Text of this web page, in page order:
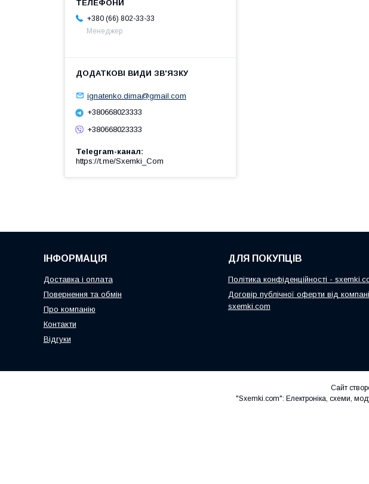
+380 (66) 802-33-33
Менеджер
ignatenko.dima@gmail.com
+380668023333
+380668023333
Telegram-канал
https://t.me/Sxemki_Com
ІНФОРМАЦІЯ
Доставка і оплата
Повернення та обмін
Про компанію
Контакти
Відгуки
ДЛЯ ПОКУПЦІВ
Політика конфіденційності -
Договір публічної оферти від
sxemki.com
Сайт